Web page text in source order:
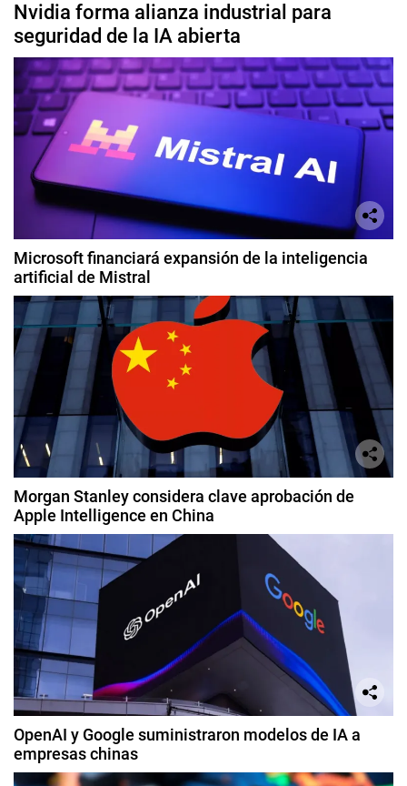
Nvidia forma alianza industrial para
seguridad de la IA abierta
Microsoft financiará expansión de la inteligencia
artificial de Mistral
Morgan Stanley considera clave aprobación de
Apple Intelligence en China
OpenAI y Google suministraron modelos de IA a
empresas chinas